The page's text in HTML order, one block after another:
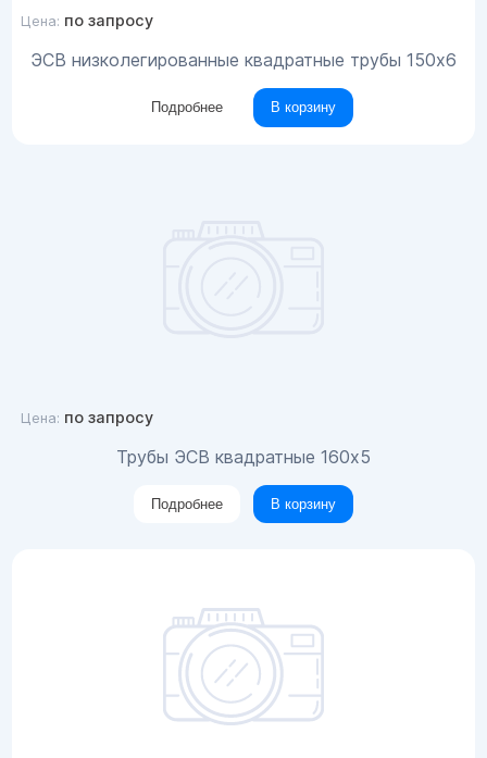
Цена: по запросу
ЭСВ низколегированные квадратные трубы 150x6
Подробнее В корзину
Цена: по запросу
Трубы ЭСВ квадратные 160х5
Подробнее В корзину